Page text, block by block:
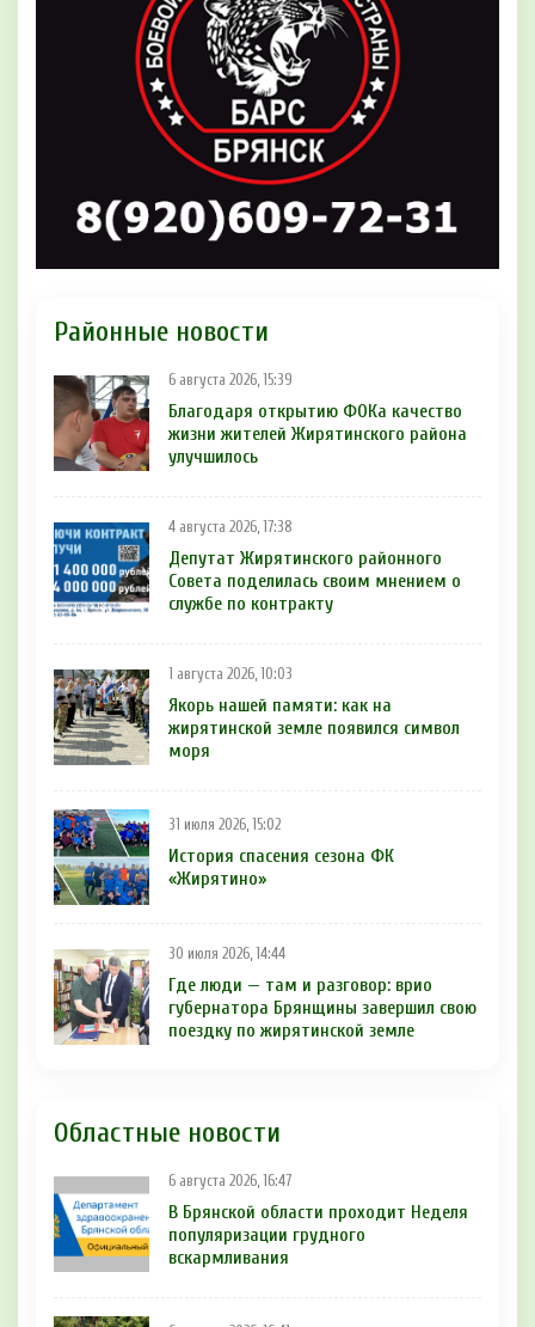
Районные новости
6 августа 2026, 15:39
Благодаря открытию ФОКа качество
жизни жителей Жирятинского района
улучшилось
4 августа 2026, 17:38
Депутат Жирятинского районного
Совета поделилась своим мнением о
службе по контракту
1 августа 2026, 10:03
Якорь нашей памяти: как на
жирятинской земле появился символ
моря
31 июля 2026, 15:02
История спасения сезона ФК
«Жирятино»
30 июля 2026, 14:44
Где люди — там и разговор: врио
губернатора Брянщины завершил свою
поездку по жирятинской земле
Областные новости
6 августа 2026, 16:47
В Брянской области проходит Неделя
популяризации грудного
вскармливания